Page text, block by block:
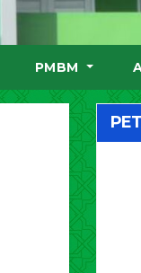
PMBM